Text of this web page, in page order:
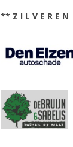
** Z I L V E R E